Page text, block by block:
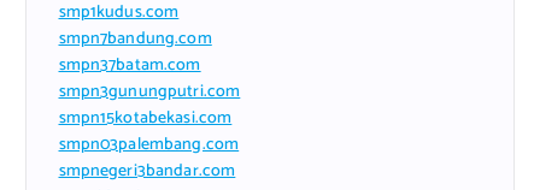
smp1kudus.com
smpn7bandung.com
smpn37batam.com
smpn3gunungputri.com
smpn15kotabekasi.com
smpn03palembang.com
smpnegeri3bandar.com